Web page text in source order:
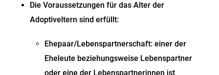
Die Voraussetzungen für das Alter der
Adoptiveltern sind erfüllt:
Ehepaar/Lebenspartnerschaft: einer der
Eheleute beziehungsweise Lebenspartner
oder eine der Lebenspartnerinnen ist